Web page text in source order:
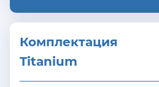
Комплектация
Titanium